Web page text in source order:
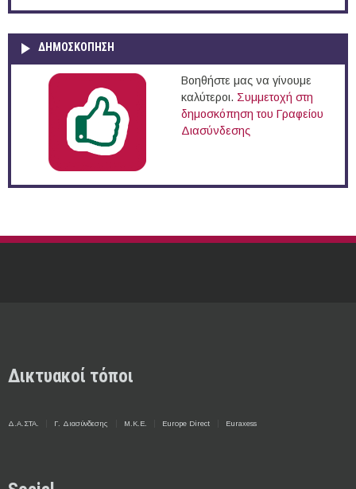
ΔΗΜΟΣΚΌΠΗΣΗ
Βοηθήστε μας να γίνουμε
καλύτεροι. Συμμετοχή στη
δημοσκόπηση του Γραφείου
Διασύνδεσης
Δικτυακοί τόποι
Δ.Α.ΣΤΑ. Γ. Διασύνδεσης Μ.Κ.Ε. Europe Direct Euraxess